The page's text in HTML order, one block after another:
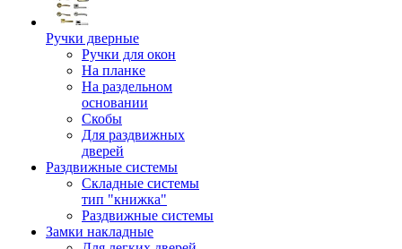
Ручки дверные
Ручки для окон
На планке
На раздельном
основании
Скобы
Для раздвижных
дверей
Раздвижные системы
Складные системы
тип "книжка"
Раздвижные системы
Замки накладные